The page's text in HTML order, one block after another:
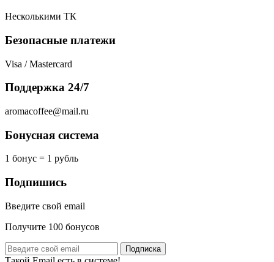
Несколькими ТК
Безопасные платежи
Visa / Mastercard
Поддержка 24/7
aromacoffee@mail.ru
Бонусная система
1 бонус = 1 рубль
Подпишись
Введите свой email
Получите 100 бонусов
Подписка